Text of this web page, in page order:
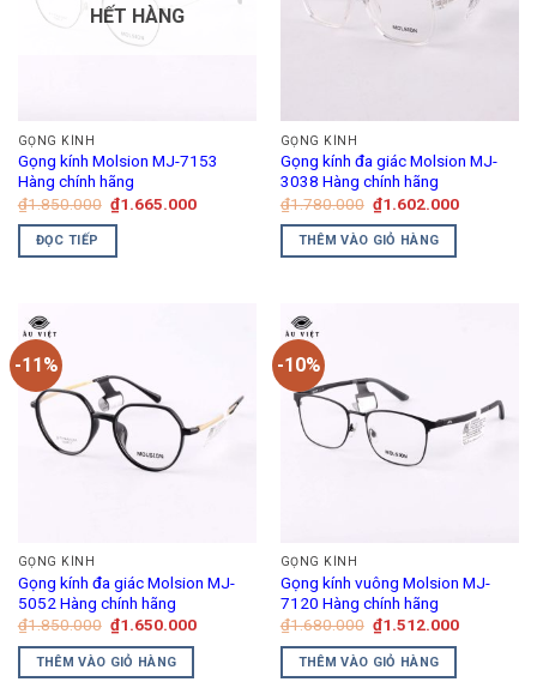
HẾT HÀNG
GỌNG KÍNH
Gọng kính Molsion MJ-7153
Hàng chính hãng
₫1.850.000 Giá
gốc
là:
₫1.665.000Giá
₫1.665.000.
ĐỌC TIẾP
GỌNG KÍNH
Gọng kính đa giác Molsion MJ-
3038 Hàng chính hãng
₫1.780.000 Giá
gốc
là:
₫1.780.000.
₫1.602.000Giá
THÊM VÀO GIỎ HÀNG
-11%
GỌNG KÍNH
Gọng kính đa giác Molsion MJ-
5052 Hàng chính hãng
₫1.850.000 Giá
gốc
là:
₫1.850.000.
₫1.650.000Giá
THÊM VÀO GIỎ HÀNG
-10%
GỌNG KÍNH
Gọng kính vuông Molsion MJ-
7120 Hàng chính hãng
₫1.680.000 Giá
gốc
là:
₫1.680.000.
₫1.512.000Giá
THÊM VÀO GIỎ HÀNG